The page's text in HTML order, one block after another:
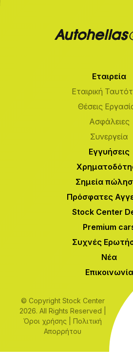
Εταιρεία
Εταιρική
Θέσεις
Ασφάλειες
Συνεργεία
Εγγυήσεις
Σημεία
Πρόσφατες
Stock Center
Premium
Συχνές
Νέα
Επικοινωνία
© Copyright Stock Center
2026. All Rights Reserved |
Όροι χρήσης
Πολιτική
Απορρήτου